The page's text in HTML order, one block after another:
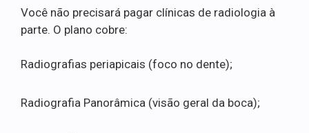
Você não precisará pagar clínicas de radiologia à
parte. O plano cobre:
Radiografias periapicais (foco no dente);
Radiografia Panorâmica (visão geral da boca);